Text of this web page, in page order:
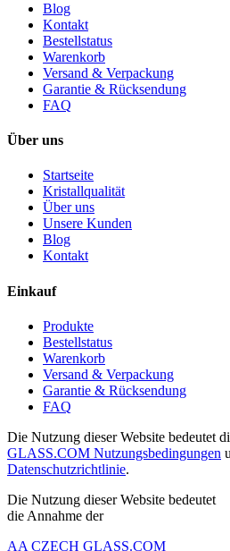
Blog
Kontakt
Bestellstatus
Warenkorb
Versand & Verpackung
Garantie & Rücksendung
FAQ
Über uns
Startseite
Kristallqualität
Über uns
Unsere Kunden
Blog
Kontakt
Einkauf
Produkte
Bestellstatus
Warenkorb
Versand & Verpackung
Garantie & Rücksendung
FAQ
Die Nutzung dieser Website bedeutet
GLASS.COM Nutzungsbedingungen
Datenschutzrichtlinie.
Die Nutzung dieser Website bedeutet
die Annahme der
AA CZECH GLASS.COM